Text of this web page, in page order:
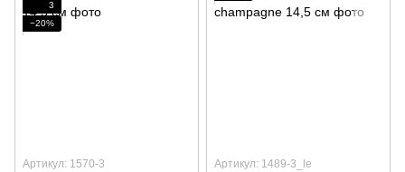
3
−20%
Артикул: 1570-3 Артикул: 1489-3_le